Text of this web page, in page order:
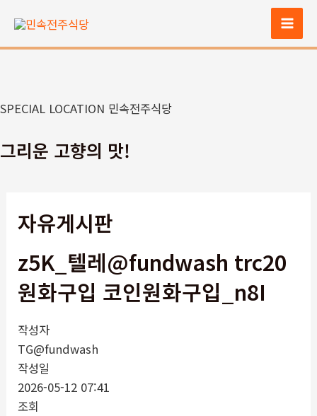
츠
너
기
Main
SPECIAL LOCATION 민속전주식당
그리운 고향의 맛!
자유게시판
z5K_텔레@fundwash trc20
원화구입 코인원화구입_n8I
작성자
TG@fundwash
작성일
2026-05-12 07:41
조회